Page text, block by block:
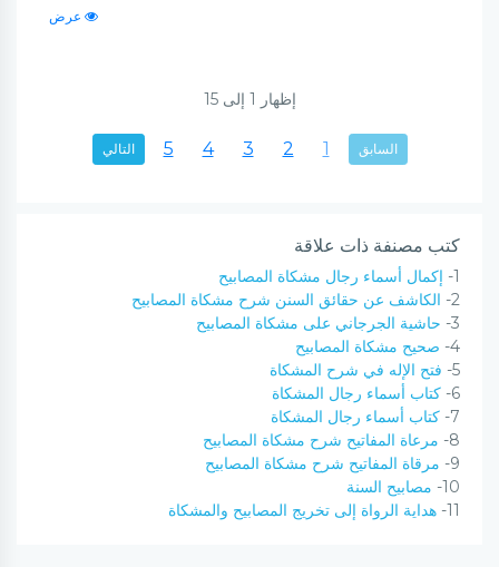
عرض
إظهار 1 إلى15
السابق 1
2
3
4
5 التالي
كتب مصنفة ذات علاقة
1- إكمال أسماء رجال مشكاة المصابيح
2- الكاشف عن حقائق السنن شرح مشكاة المصابيح
3- حاشية الجرجاني على مشكاة المصابيح
4- صحيح مشكاة المصابيح
5- فتح الإله في شرح المشكاة
6- كتاب أسماء رجال المشكاة
7- كتاب أسماء رجال المشكاة
8-
مرعاة المفاتيح شرح مشكاة المصابيح
9-
مرقاة المفاتيح شرح مشكاة المصابيح
10- مصابيح السنة
11- هداية الرواة إلى تخريج المصابيح والمشكاة